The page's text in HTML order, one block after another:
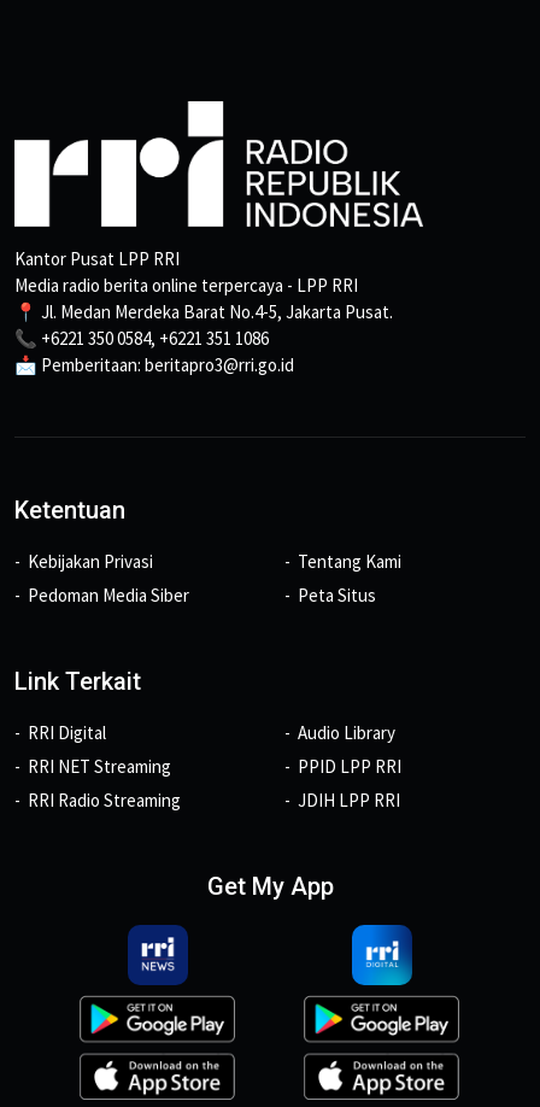
Kantor Pusat LPP RRI
Media radio berita online terpercaya - LPP RRI
📍 Jl. Medan Merdeka Barat No.4-5, Jakarta Pusat.
📞 +6221 350 0584, +6221 351 1086
📩 Pemberitaan: beritapro3@rri.go.id
Ketentuan
Kebijakan Privasi
Pedoman Media Siber
Tentang Kami
Peta Situs
Link Terkait
RRI Digital
RRI NET Streaming
RRI Radio Streaming
Audio Library
PPID LPP RRI
JDIH LPP RRI
Get My App